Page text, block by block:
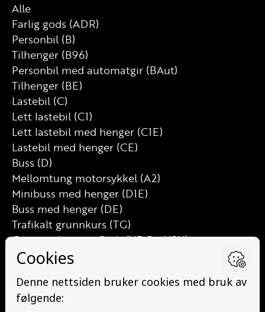
Alle
Farlig gods (ADR)
Personbil (B)
Tilhenger (B96)
Personbil med automatgir (BAut)
Tilhenger (BE)
Lastebil (C)
Lett lastebil (C1)
Lett lastebil med henger (C1E)
Lastebil med henger (CE)
Buss (D)
Mellomtung motorsykkel (A2)
Minibuss med henger (D1E)
Buss med henger (DE)
Trafikalt grunnkurs (TG)
Grunnutdanning Gods (YDG – YSK)
Grunnutdanning Person (YDP – YSK)
YSK Gods etterutdanning (EYDG)
Nettbasert teorikurs (Teorikurs)